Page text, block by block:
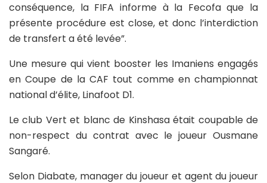
conséquence, la FIFA informe à la Fecofa que la
présente procédure est close, et donc l’interdiction
de transfert a été levée”.
Une mesure qui vient booster les Imaniens engagés
en Coupe de la CAF tout comme en championnat
national d’élite, Linafoot D1.
Le club Vert et blanc de Kinshasa était coupable de
non-respect du contrat avec le joueur Ousmane
Sangaré.
Selon Diabate, manager du joueur et agent du joueur